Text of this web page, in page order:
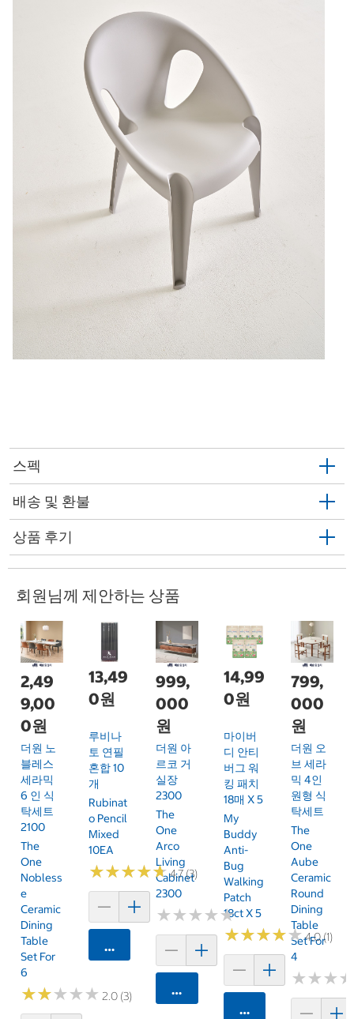
스펙
배송 및 환불
상품 후기
회원님께 제안하는 상품
2,49
9,00
0원
더원 노
블레스
세라믹
6 인 식
탁세트
2100
The
One
Nobless
E
Ceramic
Dining
Table
Set For
6
★★★★★
★★★★★ 2.0 (3)
13,49
0원
루비나
토 연필
혼합 10
개
Rubinat
O Pencil
Mixed
10EA
★★★★★
★★★★★4.7 (3)
카트에 담기
999,
000
원
더원 아
르코 거
실장
2300
The
One
Arco
Living
Cabinet
2300
★★★★★
★★★★★
카트에 담기
14,99
0원
마이버
디 안티
버그 워
킹 패치
18매 X 5
My
Buddy
Anti-
Bug
Walking
Patch
18ct X 5
★★★★★
★★★★★4.0 (1)
카트에 담기
799,
000
원
더원 오
브 세라
믹 4인
원형 식
탁세트
The
One
Aube
Ceramic
Round
Dining
Table
Set For
4
★★★
★★★